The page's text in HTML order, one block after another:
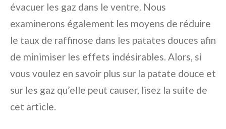
évacuer les gaz dans le ventre. Nous
examinerons également les moyens de réduire
le taux de raffinose dans les patates douces afin
de minimiser les effets indésirables. Alors, si
vous voulez en savoir plus sur la patate douce et
sur les gaz qu’elle peut causer, lisez la suite de
cet article.